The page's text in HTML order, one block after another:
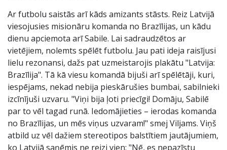
Ar futbolu saistās arī kāds amizants stāsts. Reiz Latvijā
viesojusies misionāru komanda no Brazīlijas, un kādu
dienu apciemota arī Sabile. Lai sadraudzētos ar
vietējiem, nolemts spēlēt futbolu. Jau pati ideja raisījusi
lielu rezonansi, dažs pat uzmeistarojis plakātu "Latvija:
Brazīlija". Tā kā viesu komandā bijuši arī spēlētāji, kuri,
iespējams, nekad nebija pieskārušies bumbai, sabilnieki
izcīnījuši uzvaru. "Viņi bija ļoti priecīgi! Domāju, Sabilē
par to vēl tagad runā. Iedomājieties – ierodas komanda
no Brazīlijas, un mēs viņus uzvaram!" smej Viljams. Viņš
atbild uz vēl dažiem stereotipos balstītiem jautājumiem,
ko Latvijā saņēmis ne reizi vien: "Nē, es nepazīstu